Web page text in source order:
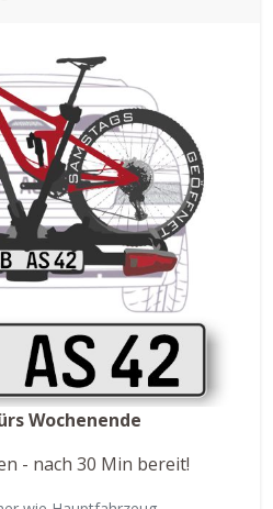
Wochenende
- nach 30 Min bereit!